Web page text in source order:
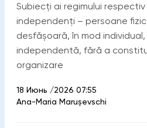
Subiecți ai regimului
independenți – persoane
desfășoară, în mod
independentă, fără a
organizare
18 Июнь /2026 07:55
Ana-Maria Marușevschi